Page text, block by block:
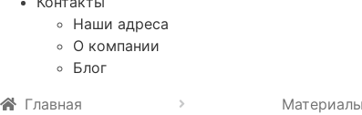
Наши адреса
О компании
Блог
Главная